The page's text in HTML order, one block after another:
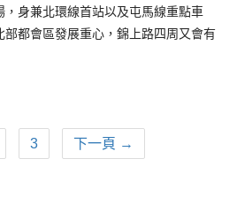
身兼北環線首站以及屯馬線重點車
都會區發展重心，錦上路四周又會有
3 下一頁 →